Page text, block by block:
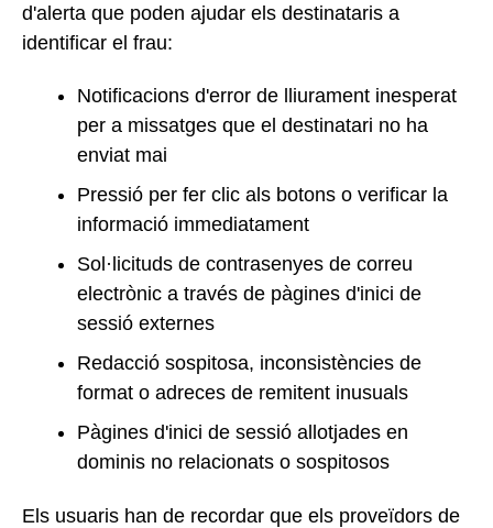
d'alerta que poden ajudar els destinataris a
identificar el frau:
Notificacions d'error de lliurament inesperat
per a missatges que el destinatari no ha
enviat mai
Pressió per fer clic als botons o verificar la
informació immediatament
Sol·licituds de contrasenyes de correu
electrònic a través de pàgines d'inici de
sessió externes
Redacció sospitosa, inconsistències de
format o adreces de remitent inusuals
Pàgines d'inici de sessió allotjades en
dominis no relacionats o sospitosos
Els usuaris han de recordar que els proveïdors de